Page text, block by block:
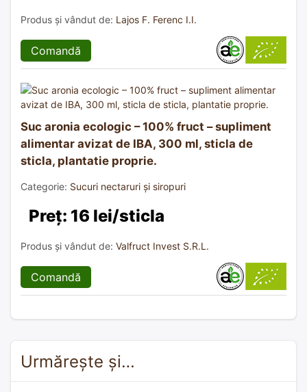
Produs și vândut de: Lajos F. Ferenc I.I.
Comandă
Suc aronia ecologic – 100% fruct – supliment
alimentar avizat de IBA, 300 ml, sticla de
sticla, plantatie proprie.
Categorie: Sucuri nectaruri și siropuri
Preț: 16 lei/sticla
Produs și vândut de: Valfruct Invest S.R.L.
Comandă
Urmărește și…